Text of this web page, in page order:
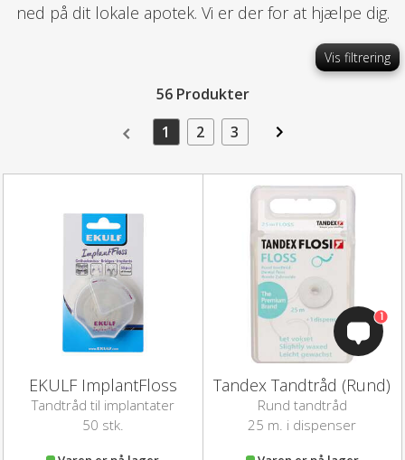
ned på dit lokale apotek. Vi er der for at hjælpe dig.
Vis filtrering
56 Produkter
1
2 3
EKULF ImplantFloss
Tandtråd til implantater
50 stk.
Tandex Tandtråd (Rund)
Rund tandtråd
25 m. i dispenser
1